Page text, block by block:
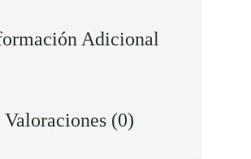
Adicional
Valoraciones (0)